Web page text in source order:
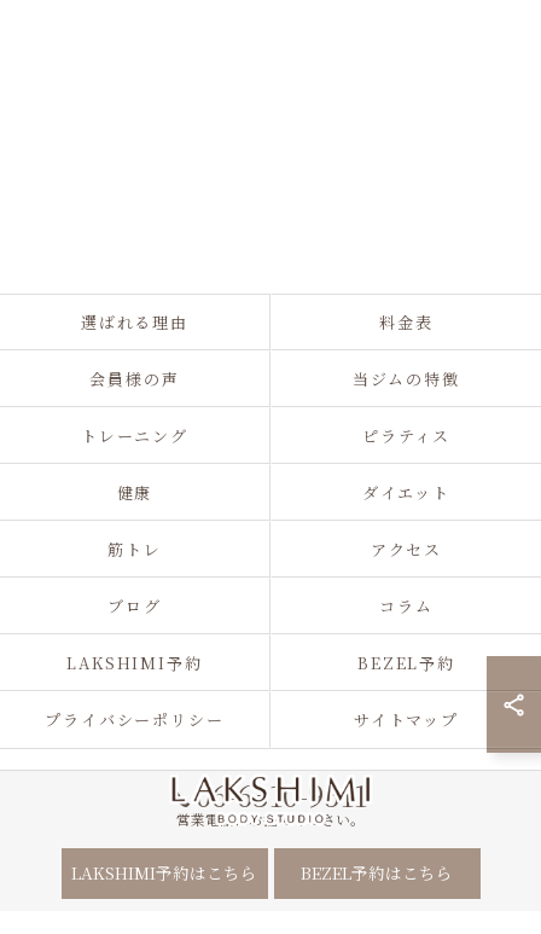
06-6310-9511
営業電話はお控えください。
LAKSHIMI予約はこちら BEZEL予約はこちら
選ばれる理由 料金表
会員様の声 当ジムの特徴
トレーニング ピラティス
健康 ダイエット
筋トレ アクセス
ブログ コラム
LAKSHIMI予約 BEZEL予約
プライバシーポリシー サイトマップ
© 2026 大阪府江坂のパーソナルジムならLAKSHIMI ALL RIGHTS
RESERVED.